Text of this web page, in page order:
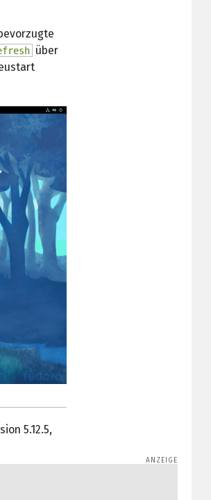
über
5.12.5,